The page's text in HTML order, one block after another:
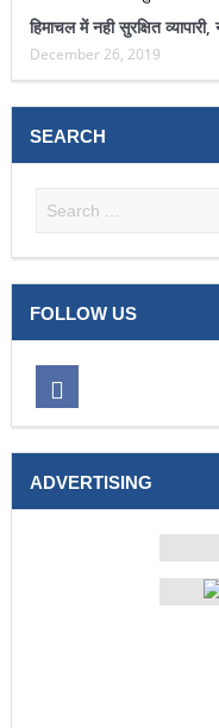
हिमाचल में नही सुरक्षित
December 26, 2019
SEARCH
FOLLOW US
ADVERTISING